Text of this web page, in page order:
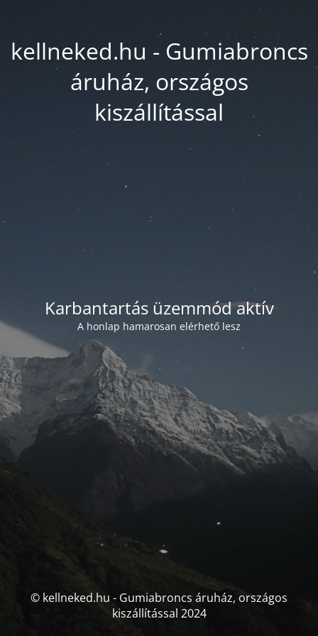
kellneked.hu - Gumiabroncs
áruház, országos
kiszállítással
Karbantartás üzemmód aktív
A honlap hamarosan elérhető lesz
© kellneked.hu - Gumiabroncs áruház, országos
kiszállítással 2024